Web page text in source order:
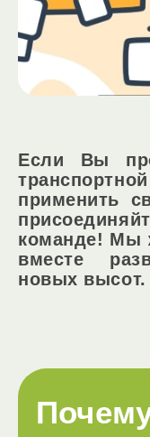
Если Вы
применить
команде! Мы
вместе
новых высот.